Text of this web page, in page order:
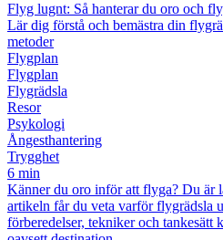
Flyg lugnt: Så hanterar du oro och
Lär dig förstå och bemästra din
metoder
Flygplan
Flygplan
Flygrädsla
Resor
Psykologi
Ångesthantering
Trygghet
6 min
Känner du oro inför att flyga? Du är
artikeln får du veta varför flygrädsla
förberedelser, tekniker och tankesätt